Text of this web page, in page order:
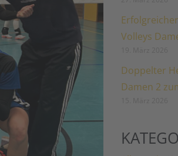
Volleys
Doppelter
Damen 2